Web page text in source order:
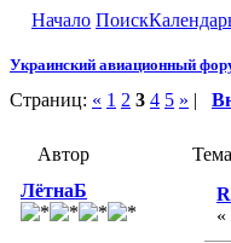
Начало Поиск
Украинский авиационный
Страниц: « 1 2 3 4 5 » |
Автор
ЛётнаБ
«